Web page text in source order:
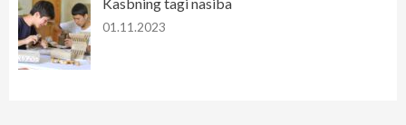
01.11.2023